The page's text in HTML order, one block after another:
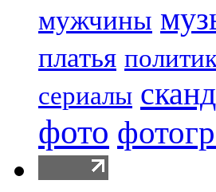
мужчины
платья
сериалы
фото